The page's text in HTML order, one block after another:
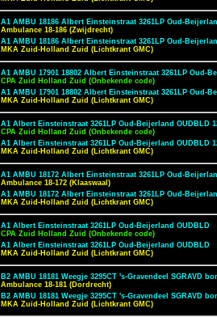
A1 AMBU 18186 Albert Einsteinstraat 3261LP Oud-
Ambulance 18-186 (Zwijdrecht)
A1 AMBU 18186 Albert Einsteinstraat 3261LP Oud-
MKA Zuid-Holland Zuid (Lichtkrant GMC)
A1 AMBU 17901 18802 Albert Einsteinstraat 3261LP Oud-
CPA Zuid Holland Zuid (Onbekende code)
A1 AMBU 17901 18802 Albert Einsteinstraat 3261LP Oud-
MKA Zuid-Holland Zuid (Lichtkrant GMC)
A1 Albert Einsteinstraat 3261LP Oud-Beijerland OUDBLD
CPA Zuid Holland Zuid (Onbekende code)
A1 Albert Einsteinstraat 3261LP Oud-Beijerland OUDBLD
MKA Zuid-Holland Zuid (Lichtkrant GMC)
A1 AMBU 18172 Albert Einsteinstraat 3261LP Oud-
Ambulance 18-172 (Klaaswaal)
A1 AMBU 18172 Albert Einsteinstraat 3261LP Oud-
MKA Zuid-Holland Zuid (Lichtkrant GMC)
A1 Albert Einsteinstraat 3261LP Oud-Beijerland OUDBLD
CPA Zuid Holland Zuid (Onbekende code)
A1 Albert Einsteinstraat 3261LP Oud-Beijerland OUDBLD
MKA Zuid-Holland Zuid (Lichtkrant GMC)
B2 AMBU 18181 Weegje 3295CT 's-Gravendeel SGRAVD
Ambulance 18-181 (Dordrecht)
B2 AMBU 18181 Weegje 3295CT 's-Gravendeel SGRAVD
MKA Zuid-Holland Zuid (Lichtkrant GMC)